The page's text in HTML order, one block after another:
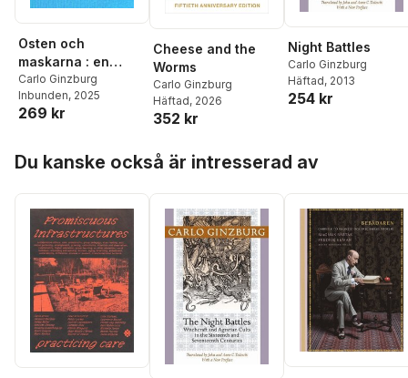
Osten och
maskarna : en
1500-talsmjölnares
tankar om
skapelsen
Carlo Ginzburg
Inbunden, 2025
269 kr
Cheese and the
Worms
Carlo Ginzburg
Häftad, 2026
352 kr
Night Battles
Carlo Ginzburg
Häftad, 2013
254 kr
Du kanske också är intresserad av